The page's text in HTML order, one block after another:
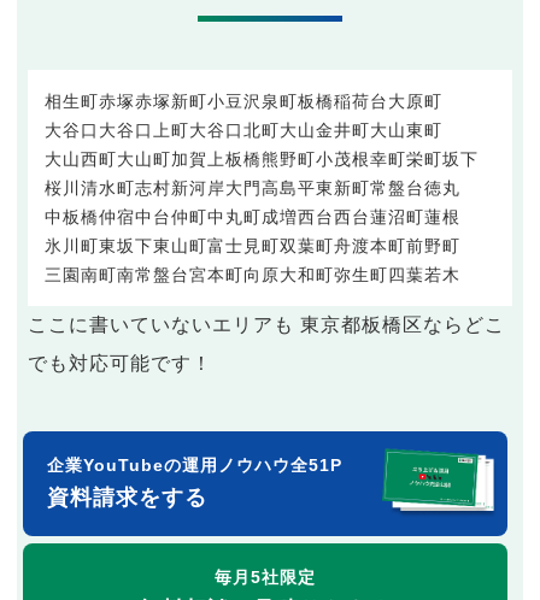
相生町赤塚赤塚新町小豆沢 泉町板橋稲荷台大原町
大谷口 大谷口上町大谷口北町大山金井町大山東町
大山西町大山町加賀 上板橋熊野町小茂根幸町栄町坂下
桜川清水町志村新河岸大門高島平東新町常盤台徳丸
中板橋仲宿中台仲町中丸町成増西台西台蓮沼町蓮根
氷川町東坂下東山町富士見町双葉町舟渡本町前野町
三園南町南常盤台宮本町向原大和町弥生町四葉若木
ここに書いていないエリアも 東京都板橋区ならどこ
でも対応可能です！
企業YouTubeの運用ノウハウ全51P
資料請求をする
毎月5社限定